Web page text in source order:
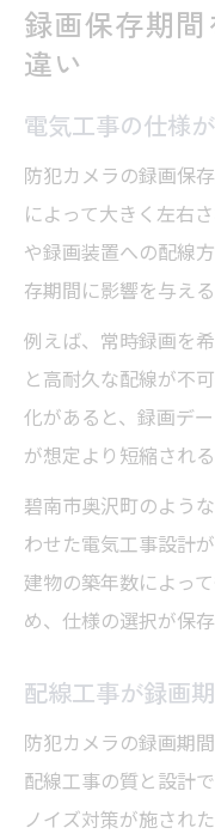
録画保存期
違い
電気工事の仕様
防犯カメラの録画保
によって大きく左右
や録画装置への配線
存期間に影響を与え
例えば、常時録画を
と高耐久な配線が不
化があると、録画デ
が想定より短縮され
碧南市奥沢町のよう
わせた電気工事設計
建物の築年数によっ
め、仕様の選択が保
配線工事が録画
防犯カメラの録画期
配線工事の質と設計
ノイズ対策が施され